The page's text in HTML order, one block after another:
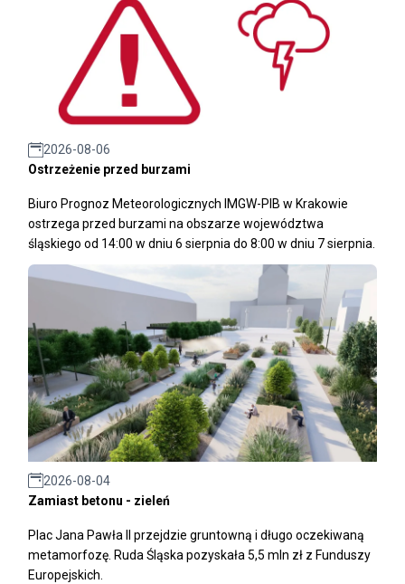
2026-08-06
Ostrzeżenie przed burzami
Biuro Prognoz Meteorologicznych IMGW-PIB w Krakowie
ostrzega przed burzami na obszarze województwa
śląskiego od 14:00 w dniu 6 sierpnia do 8:00 w dniu 7 sierpnia.
2026-08-04
Zamiast betonu - zieleń
Plac Jana Pawła II przejdzie gruntowną i długo oczekiwaną
metamorfozę. Ruda Śląska pozyskała 5,5 mln zł z Funduszy
Europejskich.